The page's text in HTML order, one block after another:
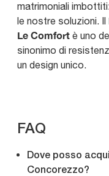
matrimoniali
le nostre soluzioni. Il
Le Comfort è uno
sinonimo di
un design unico.
FAQ
Dove posso
Concorezzo?